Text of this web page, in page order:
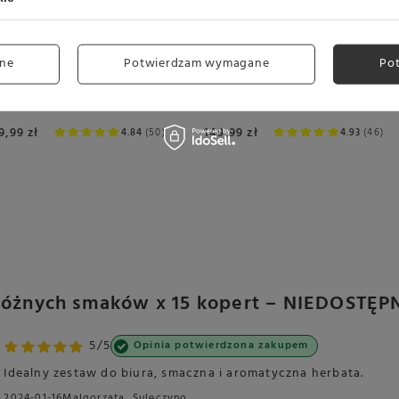
zł 4.84 50
Kawa ziarnista Passalacqua
149,99 zł 4.93 46
Kawa ziarnista
smaków x 15 kopert –
5/5 Opinia potwierdzona zakupem
Idealny zestaw do biura, smaczna i aromatyczna herbata.
Potwierdzam wymagane